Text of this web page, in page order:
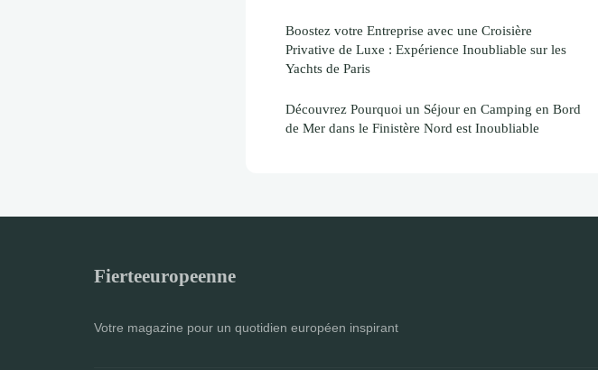
Boostez votre Entreprise avec une Croisière
Privative de Luxe : Expérience Inoubliable sur les
Yachts de Paris
Découvrez Pourquoi un Séjour en Camping en Bord
de Mer dans le Finistère Nord est Inoubliable
Fierteeuropeenne
Votre magazine pour un quotidien européen inspirant